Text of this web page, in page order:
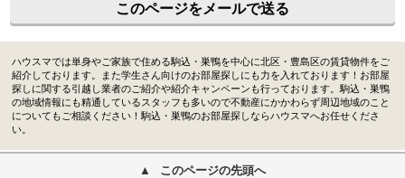
このページをメールで送る
ハウスマでは単身やご家族で住める駒込・巣鴨を中心に北区・豊島区の賃貸物件をご
紹介しております。また学生さん向けのお部屋探しにも力を入れております！お部屋
探しに関する引越し業者のご紹介や紹介キャンペーンも行っております。駒込・巣鴨
の地域情報にも精通しているスタッフも多いので不動産にかかわらず周辺地域のこと
についてもご相談ください！駒込・巣鴨のお部屋探しならハウスマへお任せくださ
い。
このページの先頭へ